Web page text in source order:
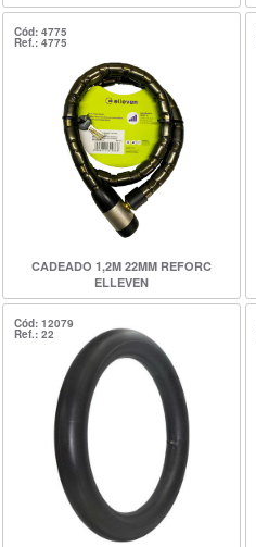
Cód: 4775
Ref.: 4775
CADEADO 1,2M 22MM REFORC
ELLEVEN
Cód: 12079
Ref.: 22